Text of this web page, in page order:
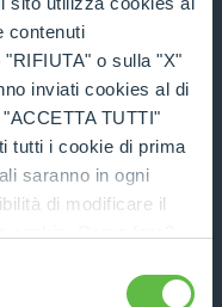
contenuti
o sulla "X"
inviati cookies al di
TUTTI"
tutti i cookie di prima
saranno in ogni
di modificare il
suo consenso" e
has occurred (see the